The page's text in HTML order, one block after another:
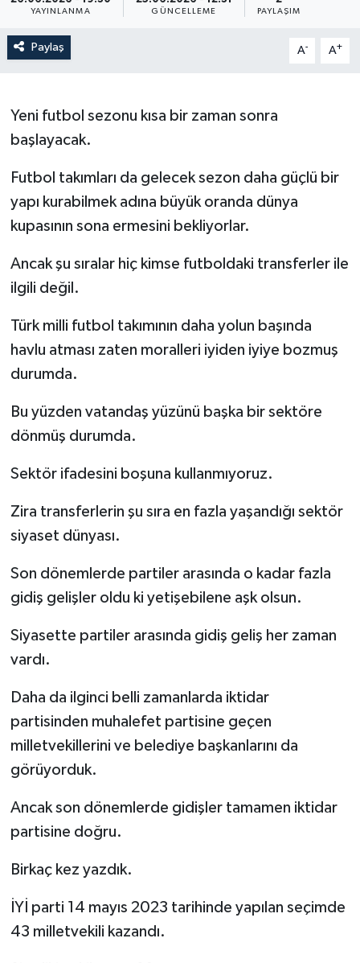
YAYINLANMA GÜNCELLEME PAYLAŞIM
Paylaş A- A+
Yeni futbol sezonu kısa bir zaman sonra
başlayacak.
Futbol takımları da gelecek sezon daha güçlü bir
yapı kurabilmek adına büyük oranda dünya
kupasının sona ermesini bekliyorlar.
Ancak şu sıralar hiç kimse futboldaki transferler ile
ilgili değil.
Türk milli futbol takımının daha yolun başında
havlu atması zaten moralleri iyiden iyiye bozmuş
durumda.
Bu yüzden vatandaş yüzünü başka bir sektöre
dönmüş durumda.
Sektör ifadesini boşuna kullanmıyoruz.
Zira transferlerin şu sıra en fazla yaşandığı sektör
siyaset dünyası.
Son dönemlerde partiler arasında o kadar fazla
gidiş gelişler oldu ki yetişebilene aşk olsun.
Siyasette partiler arasında gidiş geliş her zaman
vardı.
Daha da ilginci belli zamanlarda iktidar
partisinden muhalefet partisine geçen
milletvekillerini ve belediye başkanlarını da
görüyorduk.
Ancak son dönemlerde gidişler tamamen iktidar
partisine doğru.
Birkaç kez yazdık.
İYİ parti 14 mayıs 2023 tarihinde yapılan seçimde
43 milletvekili kazandı.